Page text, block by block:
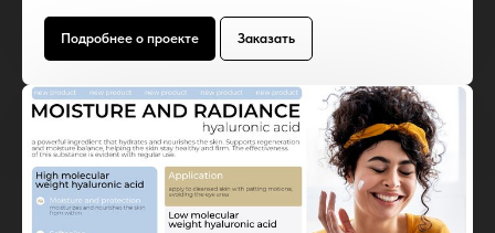
Подробнее о проекте Заказать